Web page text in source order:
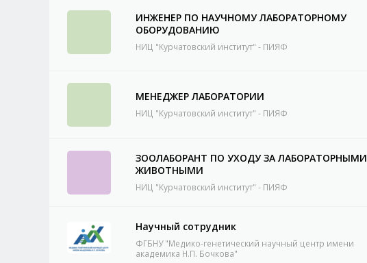
ИНЖЕНЕР ПО НАУЧНОМУ ЛАБОРАТОРНОМУ
ОБОРУДОВАНИЮ
НИЦ "Курчатовский институт" - ПИЯФ
МЕНЕДЖЕР ЛАБОРАТОРИИ
НИЦ "Курчатовский институт" - ПИЯФ
ЗООЛАБОРАНТ ПО УХОДУ ЗА ЛАБОРАТОРНЫМИ
ЖИВОТНЫМИ
НИЦ "Курчатовский институт" - ПИЯФ
Научный сотрудник
ФГБНУ "Медико-генетический научный центр имени
академика Н.П. Бочкова"